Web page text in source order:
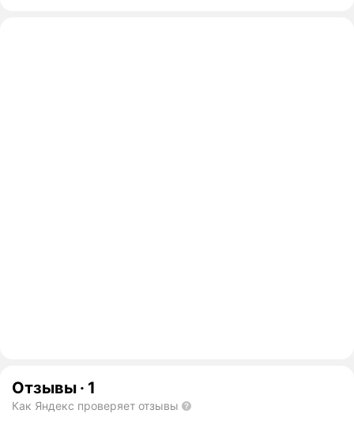
Отзывы · 1
Как Яндекс проверяет отзывы